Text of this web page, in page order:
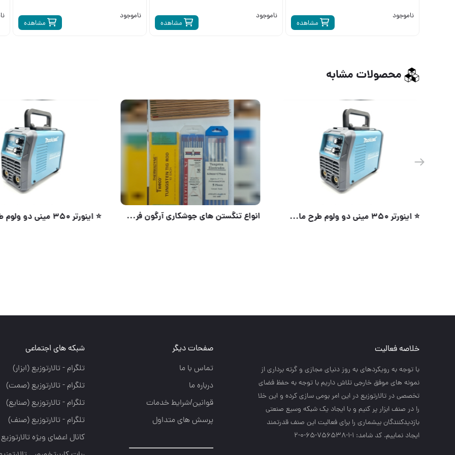
مشاهده
ناموجود
مشاهده
ناموجود
مشاهده
ناموجود
محصولات مشابه
تعمیر تخصصی سرپیک و مانومتر با آشا تولز ⭐️ اینورتر ۳۵۰ مینی دو ولوم طرح ماکیتا
خلاصه فعالیت
با توجه به رويكردهاي به روز دنياي مجازي و گرته برداري از
نمونه هاي موفق خارجي تلاش داريم با توجه به حفظ فضاي
تخصصي در تالارتوزيع در اين امر بومي سازي كرده و اين خلا
را در صنف ابزار پر كنيم و با ايجاد يك شبكه وسيع صنعتي
بازديدكنندگان بيشماري را براي فعاليت اين صنف قدرتمند
ايجاد نماييم. کد شامد: 1-1-756538-65-0-2
صفحات دیگر
تماس با ما
درباره ما
قوانین/شرایط خدمات
پرسش های متداول
شبکه های اجتماعی
تلگرام - تالارتوزيع (ابزار)
تلگرام - تالارتوزيع (صمت)
تلگرام - تالارتوزيع (صنايع)
تلگرام - تالارتوزیع (صنف)
کانال اعضای ویژه تالارتوزیع